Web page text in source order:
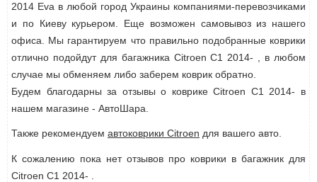
2014 Eva в любой город Украины компаниями-перевозчиками
и по Киеву курьером. Еще возможен самовывоз из нашего
офиса. Мы гарантируем что правильно подобранные коврики
отлично подойдут для багажника Citroen C1 2014- , в любом
случае мы обменяем либо заберем коврик обратно.
Будем благодарны за отзывы о коврике Citroen C1 2014- в
нашем магазине - АвтоШара.
Также рекомендуем автоковрики Citroen для вашего авто.
К сожалению пока нет отзывов про коврики в багажник для
Citroen C1 2014- .